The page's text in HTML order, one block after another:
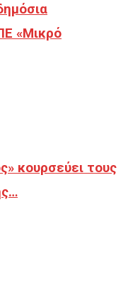
«Μικρό
κουρσεύει τους